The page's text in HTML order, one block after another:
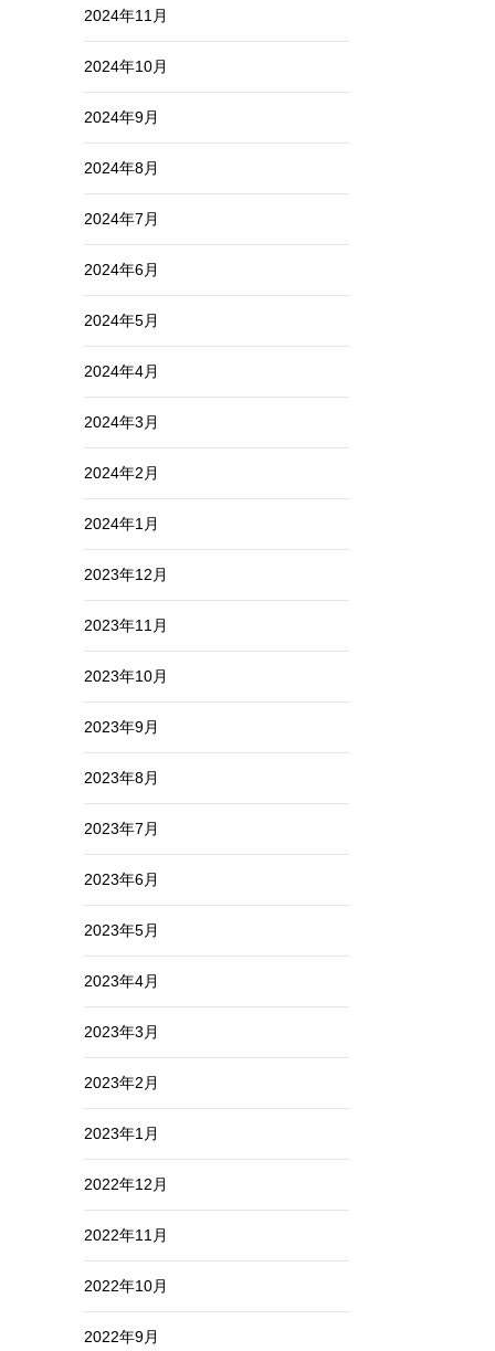
2024年11月
2024年10月
2024年9月
2024年8月
2024年7月
2024年6月
2024年5月
2024年4月
2024年3月
2024年2月
2024年1月
2023年12月
2023年11月
2023年10月
2023年9月
2023年8月
2023年7月
2023年6月
2023年5月
2023年4月
2023年3月
2023年2月
2023年1月
2022年12月
2022年11月
2022年10月
2022年9月